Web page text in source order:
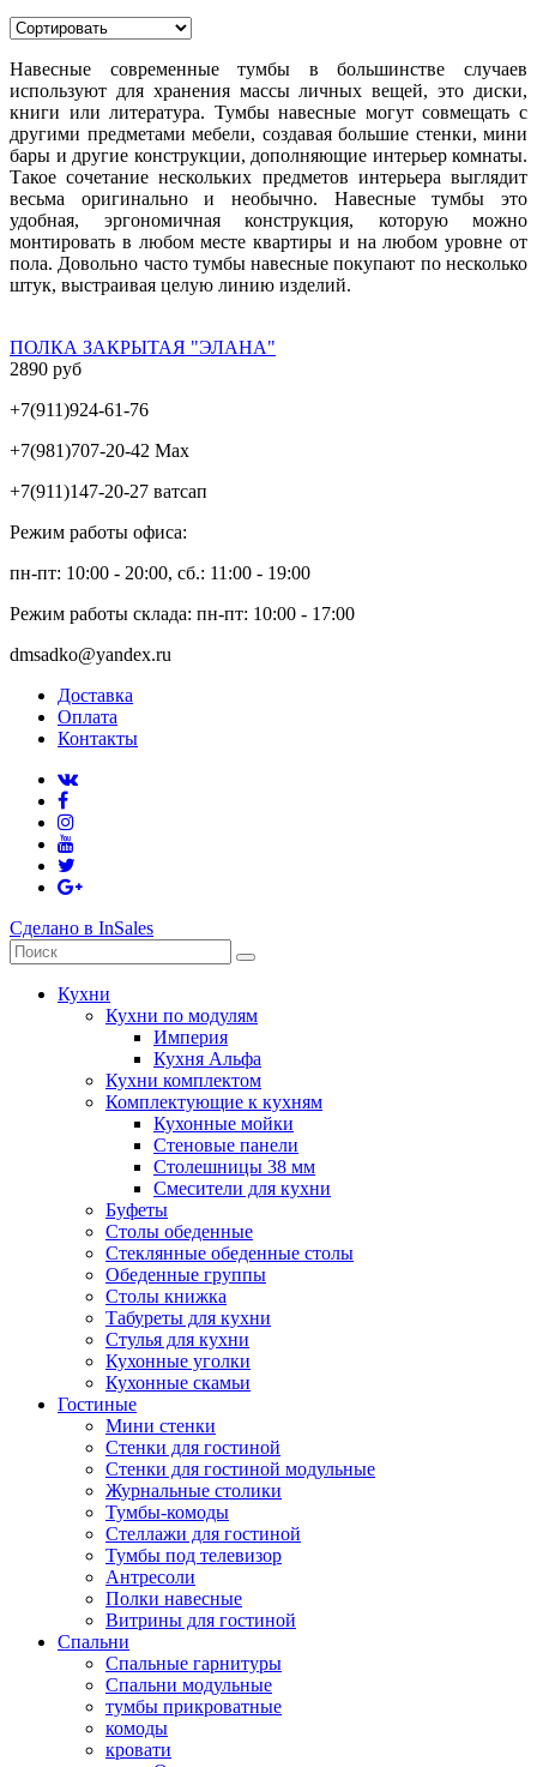
Навесные современные тумбы в большинстве случаев
используют для хранения массы личных вещей, это диски,
книги или литература. Тумбы навесные могут совмещать с
другими предметами мебели, создавая большие стенки, мини
бары и другие конструкции, дополняющие интерьер комнаты.
Такое сочетание нескольких предметов интерьера выглядит
весьма оригинально и необычно. Навесные тумбы это
удобная, эргономичная конструкция, которую можно
монтировать в любом месте квартиры и на любом уровне от
пола. Довольно часто тумбы навесные покупают по несколько
штук, выстраивая целую линию изделий.
ПОЛКА ЗАКРЫТАЯ "ЭЛАНА"
2890 руб
+7(911)924-61-76
+7(981)707-20-42 Max
+7(911)147-20-27 ватсап
Режим работы офиса:
пн-пт: 10:00 - 20:00, сб.: 11:00 - 19:00
Режим работы склада: пн-пт: 10:00 - 17:00
dmsadko@yandex.ru
Доставка
Оплата
Контакты
Сделано в InSales
Кухни
Кухни по модулям
Империя
Кухня Альфа
Кухни комплектом
Комплектующие к кухням
Кухонные мойки
Стеновые панели
Столешницы 38 мм
Смесители для кухни
Буфеты
Столы обеденные
Стеклянные обеденные столы
Обеденные группы
Столы книжка
Табуреты для кухни
Стулья для кухни
Кухонные уголки
Кухонные скамьи
Гостиные
Мини стенки
Стенки для гостиной
Стенки для гостиной модульные
Журнальные столики
Тумбы-комоды
Стеллажи для гостиной
Тумбы под телевизор
Антресоли
Полки навесные
Витрины для гостиной
Спальни
Спальные гарнитуры
Спальни модульные
тумбы прикроватные
комоды
кровати